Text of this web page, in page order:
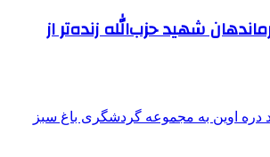
شهید حزب‌الله زنده‌تر از